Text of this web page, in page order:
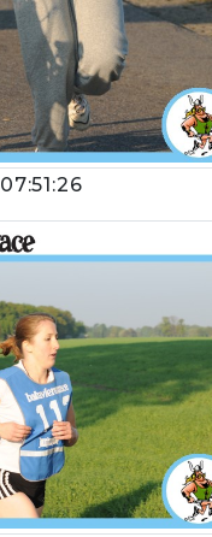
07:51:26